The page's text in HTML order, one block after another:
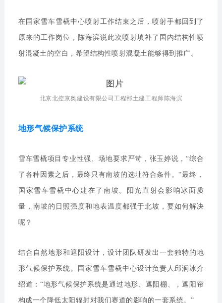
在国家雪车雪橇中心喷射工作结束之后，喷射手都回到了
原来的工作岗位，陈海滨说此次喷射填补了国内结构性喷
射混凝土的空白，希望结构性喷射混凝土能够得到推广。
北京北控京奥建设有限公司工程部土建工程师陈海滨
地形气候保护系统
雪车雪橇项目专业性强、场地要求严苛，张玉婷说，“综合
了各种因素之后，最终只有南坡的选址符合条件。“最终，
国家雪车雪橇中心建在了南坡。阳光直射会影响冰面质
量，南坡的日照强度和地表温度都强于北坡，要如何解决
呢？
结合自然地形和遮阳设计，设计团队研发出一套独特的地
形气候保护系统。国家雪车雪橇中心设计负责人邱涧冰介
绍道：“地形气候保护系统是通过地形、遮阳棚、，遮阳帘
构成一个降低太阳辐射对我们赛道的影响的一套系统。”